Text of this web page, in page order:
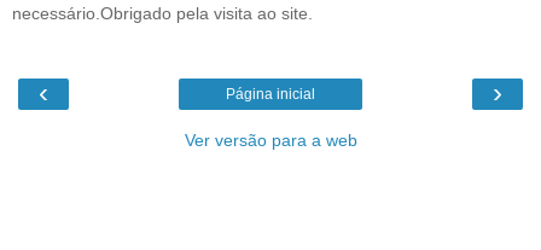
necessário.Obrigado pela visita ao site.
‹ ›
Página inicial
Ver versão para a web